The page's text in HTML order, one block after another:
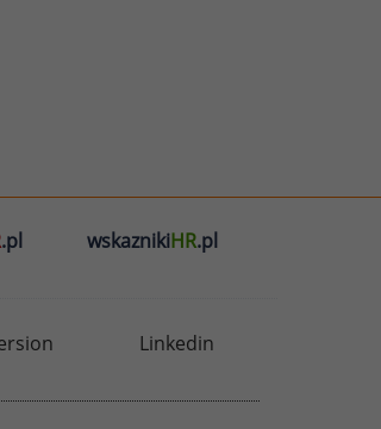
.pl wskaznikiHR.pl
Linkedin